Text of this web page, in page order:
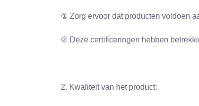
① Zorg ervoor dat producten voldoen
② Deze certificeringen hebben
2. Kwaliteit van het product: